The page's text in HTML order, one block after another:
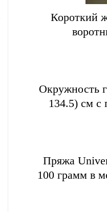
Короткий
Окружность
134.5) см с
Пряжа
100 грамм в